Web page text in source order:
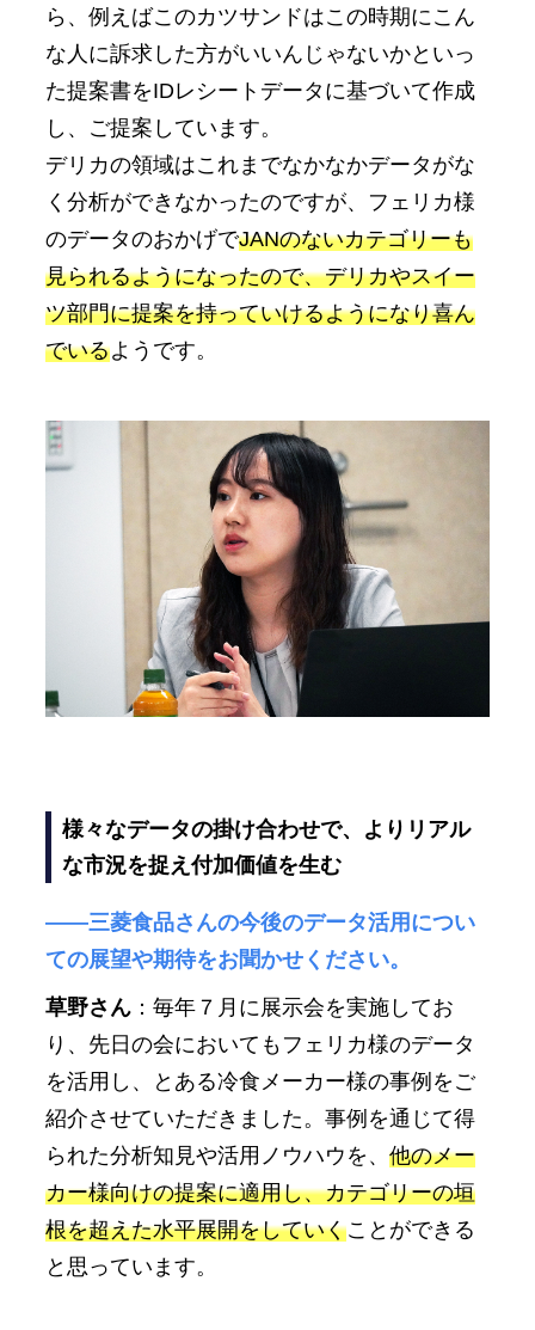
ら、例えばこのカツサンドはこの時期にこん
な人に訴求した方がいいんじゃないかといっ
た提案書をIDレシートデータに基づいて作成
し、ご提案しています。
デリカの領域はこれまでなかなかデータがな
く分析ができなかったのですが、フェリカ様
のデータのおかげでJANのないカテゴリーも
見られるようになったので、デリカやスイー
ツ部門に提案を持っていけるようになり喜ん
でいるようです。
様々なデータの掛け合わせで、よりリアル
な市況を捉え付加価値を生む
――三菱食品さんの今後のデータ活用につい
ての展望や期待をお聞かせください。
草野さん ：毎年７月に展示会を実施してお
り、先日の会においてもフェリカ様のデータ
を活用し、とある冷食メーカー様の事例をご
紹介させていただきました。事例を通じて得
られた分析知見や活用ノウハウを、 他のメー
カー様向けの提案に適用し、カテゴリーの垣
根を超えた水平展開をしていくことができる
と思っています。